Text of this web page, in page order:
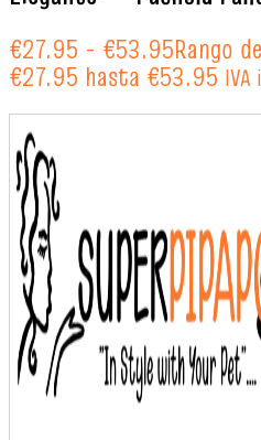
€27.95 - €53.95Rango
€27.95 hasta €53.95